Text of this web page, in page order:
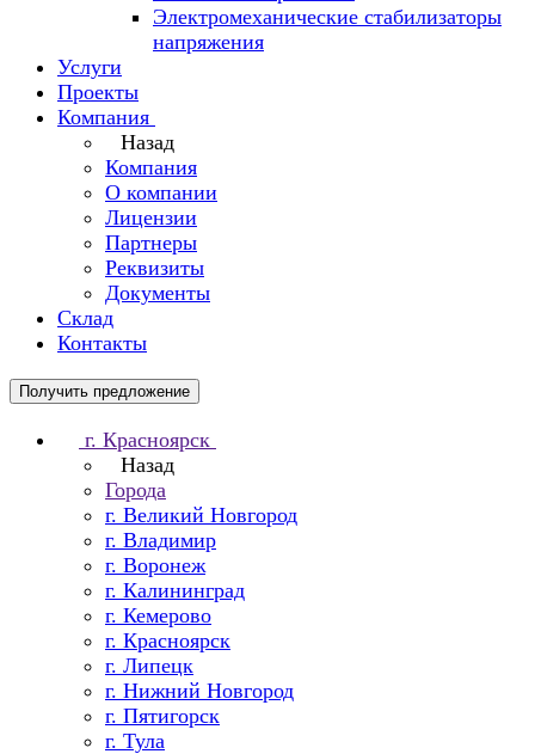
Электромеханические стабилизаторы
напряжения
Услуги
Проекты
Компания
Назад
Компания
О компании
Лицензии
Партнеры
Реквизиты
Документы
Склад
Контакты
Получить предложение
г. Красноярск
Назад
Города
г. Великий Новгород
г. Владимир
г. Воронеж
г. Калининград
г. Кемерово
г. Красноярск
г. Липецк
г. Нижний Новгород
г. Пятигорск
г. Тула